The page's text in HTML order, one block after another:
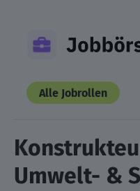
content
Alle Jobrollen
Umwelt- &